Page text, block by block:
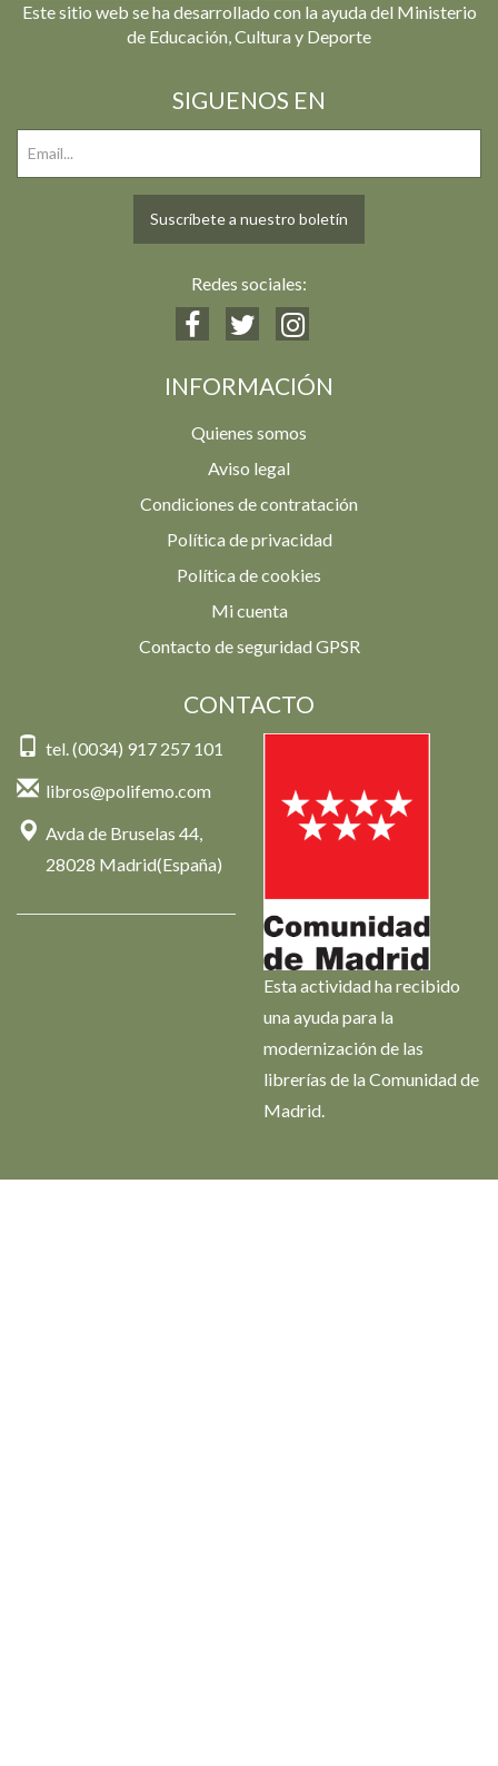
Este sitio web se ha desarrollado con la ayuda del Ministerio
de Educación, Cultura y Deporte
SIGUENOS EN
Suscríbete a nuestro boletín
Redes sociales:
INFORMACIÓN
Quienes somos
Aviso legal
Condiciones de contratación
Política de privacidad
Política de cookies
Mi cuenta
Contacto de seguridad GPSR
CONTACTO
tel. (0034) 917 257 101
libros@polifemo.com
Avda de Bruselas 44,
28028 Madrid(España)
Esta actividad ha recibido
una ayuda para la
modernización de las
librerías de la Comunidad de
Madrid.